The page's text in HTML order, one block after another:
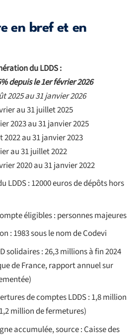
en bref et en
du LDDS :
depuis le 1er février 2026
2025 au 31 janvier 2026
au 31 juillet 2025
2023 au 31 janvier 2025
2022 au 31 janvier 2023
au 31 juillet 2022
2020 au 31 janvier 2022
LDDS : 12000 euros de dépôts hors
éligibles : personnes majeures
: 1983 sous le nom de Codevi
solidaires : 26,3 millions à fin 2024
de France, rapport annuel sur
de comptes LDDS : 1,8 million
million de fermetures)
accumulée, source : Caisse des